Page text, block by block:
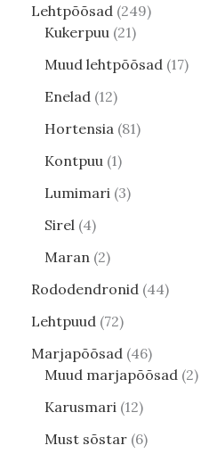
Lehtpõõsad 249
Kukerpuu 21
Muud lehtpõõsad 17
Enelad 12
Hortensia 81
Kontpuu 1
Lumimari 3
Sirel 4
Maran 2
Rododendronid 44
Lehtpuud 72
Marjapõõsad 46
Muud marjapõõsad 2
Karusmari 12
Must sõstar 6